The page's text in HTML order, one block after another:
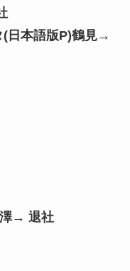
(日本語版P)鶴見→
澤→ 退社